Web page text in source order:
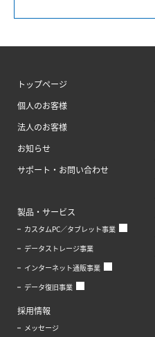
トップページ
個人のお客様
法人のお客様
お知らせ
サポート・お問い合わせ
製品・サービス
カスタムPC／タブレット事業
データストレージ事業
インターネット通販事業
データ復旧事業
採用情報
メッセージ